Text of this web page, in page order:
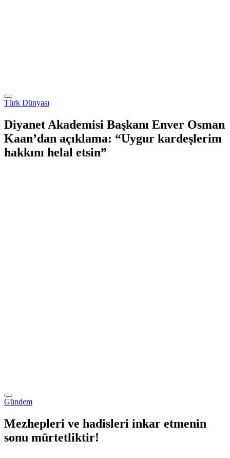
Türk Dünyası
Diyanet Akademisi Başkanı Enver Osman
Kaan’dan açıklama: “Uygur kardeşlerim
hakkını helal etsin”
Gündem
Mezhepleri ve hadisleri inkar etmenin
sonu mürtetliktir!